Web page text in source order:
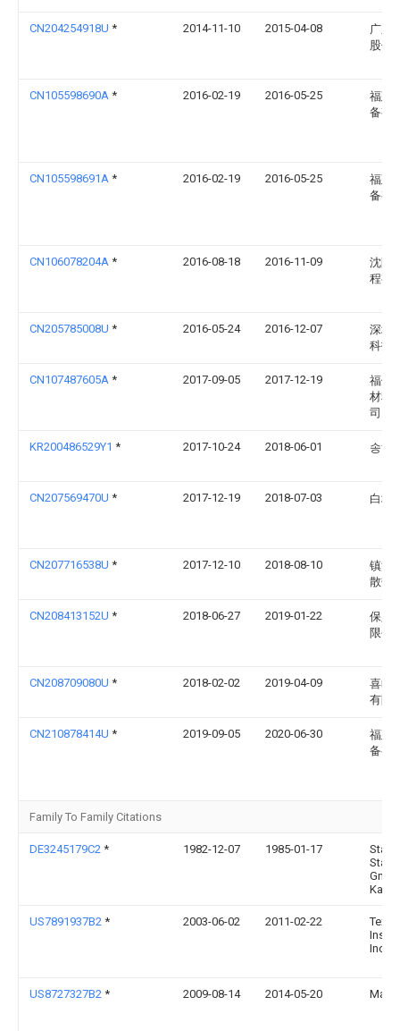
CN204254918U * 2014-11-10 2015-04-08
广东
股份
CN105598690A * 2016-02-19 2016-05-25
福建
备有
CN105598691A * 2016-02-19 2016-05-25
福建
备有
CN106078204A * 2016-08-18 2016-11-09
沈阳
程有
CN205785008U * 2016-05-24 2016-12-07
深圳
科技
CN107487605A * 2017-09-05 2017-12-19
福州
材料
司
KR200486529Y1 * 2017-10-24 2018-06-01 송해
CN207569470U * 2017-12-19 2018-07-03 白城
CN207716538U * 2017-12-10 2018-08-10
镇江
散热
CN208413152U * 2018-06-27 2019-01-22
保定
限公
CN208709080U * 2018-02-02 2019-04-09
喜临
有限
CN210878414U * 2019-09-05 2020-06-30
福建
备有
Family To Family Citations
DE3245179C2 * 1982-12-07 1985-01-17
Staco
US7891937B2 * 2003-06-02 2011-02-22
Texas
US8727327B2 * 2009-08-14 2014-05-20 Mark